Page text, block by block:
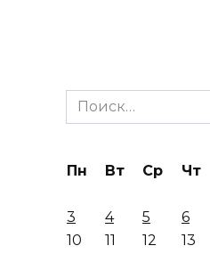
Search
for:
Пн Вт Ср Чт
3
4 5 6
10
11 12 13